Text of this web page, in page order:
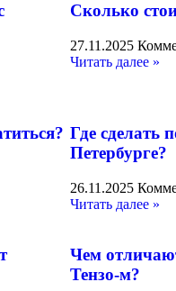
Сколько
27.11.2025
Читать далее »
Где сделать
Петербурге?
26.11.2025
Читать далее »
Чем
Тензо-м?